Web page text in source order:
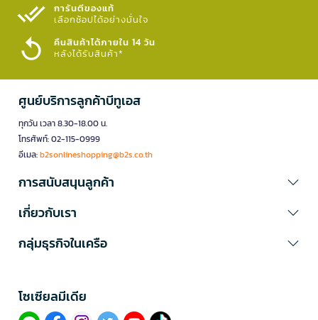
การันตีของแท้
เลือกช้อปได้อย่างมั่นใจ​
คืนสินค้าได้ภายใน 14 วัน
หลังได้รับสินค้า*
ศูนย์บริการลูกค้าบีทูเอส
ทุกวัน เวลา 8.30-18.00 น.
โทรศัพท์: 02-115-0999
อีเมล:b2sonlineshopping@b2s.co.th
การสนับสนุนลูกค้า
เกี่ยวกับเรา
กลุ่มธุรกิจในเครือ
โซเซียลมีเดีย​